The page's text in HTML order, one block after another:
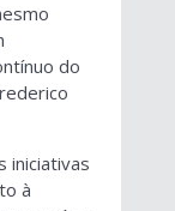
do
iniciativas
à